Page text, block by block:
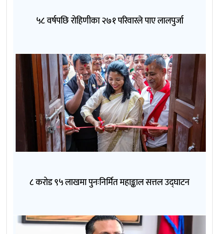
५८ वर्षपछि रोहिणीका २७१ परिवारले पाए लालपुर्जा
८ करोड ९५ लाखमा पुनःनिर्मित महाङ्काल सत्तल उद्घाटन